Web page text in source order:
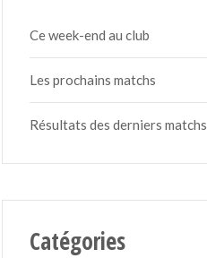
Ce week-end au club
Les prochains matchs
Résultats des derniers matchs
Catégories